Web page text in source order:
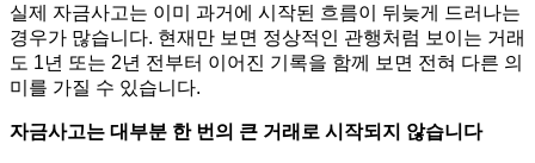
실제 자금사고는 이미 과거에 시작된 흐름이 뒤늦게 드러나는
경우가 많습니다. 현재만 보면 정상적인 관행처럼 보이는 거래
도 1년 또는 2년 전부터 이어진 기록을 함께 보면 전혀 다른 의
미를 가질 수 있습니다.
자금사고는 대부분 한 번의 큰 거래로 시작되지 않습니다